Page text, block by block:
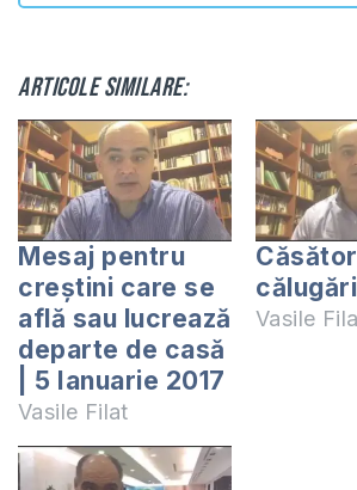
Articole similare:
Mesaj pentru
creștini care se
află sau lucrează
departe de casă
| 5 Ianuarie 2017
Vasile Filat
Vasile